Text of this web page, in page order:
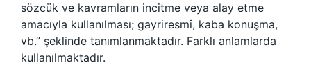
sözcük ve kavramların incitme veya alay etme
amacıyla kullanılması; gayriresmî, kaba konuşma,
vb.” şeklinde tanımlanmaktadır. Farklı anlamlarda
kullanılmaktadır.